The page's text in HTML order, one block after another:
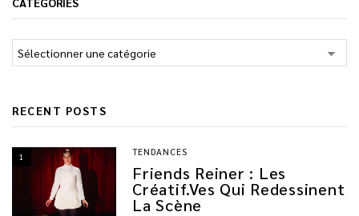
RECENT POSTS
1 TENDANCES
Friends Reiner : Les
Créatif.ves Qui Redessinent
La Scène